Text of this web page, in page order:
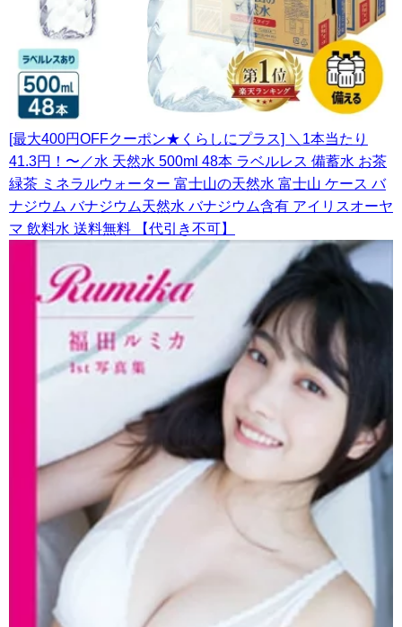
[最大400円OFFクーポン★くらしにプラス] ＼1本当たり
41.3円！〜／水 天然水 500ml 48本 ラベルレス 備蓄水 お茶
緑茶 ミネラルウォーター 富士山の天然水 富士山 ケース バ
ナジウム バナジウム天然水 バナジウム含有 アイリスオーヤ
マ 飲料水 送料無料 【代引き不可】